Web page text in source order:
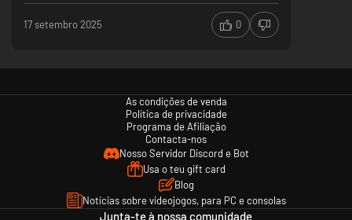
17 setembro 2025 0
As condições de venda
Política de privacidade
Programa de Afiliação
Contacta-nos
Nosso Servidor Discord e Bot
Usa o teu gift card
Blog
Notícias sobre videojogos, para PC e consolas
Junta-te à nossa comunidade